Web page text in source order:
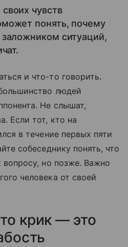
чувств
понять, почему
заложником ситуаций,
и что-то говорить.
людей
Не слышат,
Если тот, кто на
в течение первых пяти
собеседнику понять, что
вопросу, но позже. Важно
человека от своей
крик — это